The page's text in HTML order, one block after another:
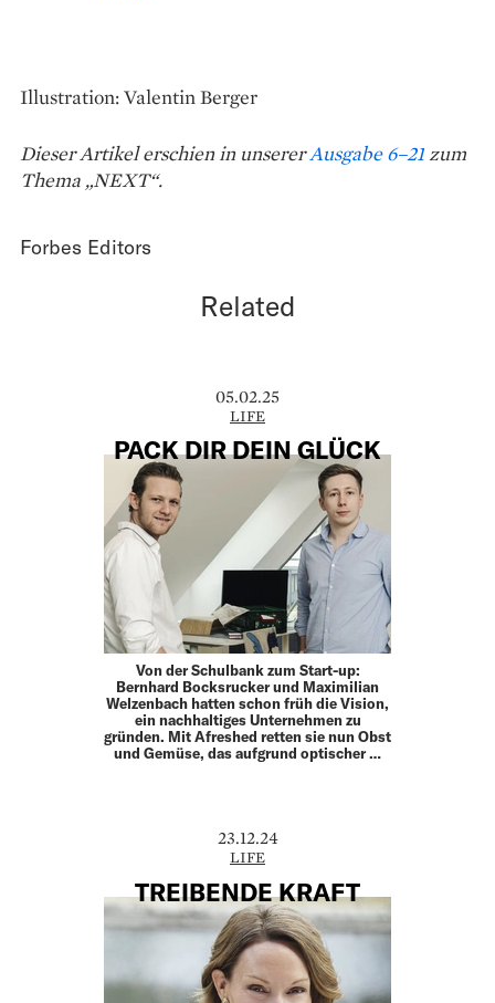
Illustration: Valentin Berger
Dieser Artikel erschien in unsererAusgabe 6–21zum
Thema „NEXT“.
Forbes Editors
Related
05.02.25
LIFE
PACK DIR DEIN GLÜCK
Von der Schulbank zum Start-up:
Bernhard Bocksrucker und Maximilian
Welzenbach hatten schon früh die Vision,
ein nachhaltiges Unternehmen zu
gründen. Mit Afreshed retten sie nun Obst
und Gemüse, das aufgrund optischer …
23.12.24
LIFE
TREIBENDE KRAFT